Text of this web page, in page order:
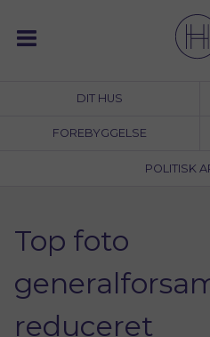
content
DIT HUS
FOREBYGGELSE
POLITISK
Top foto
reduceret